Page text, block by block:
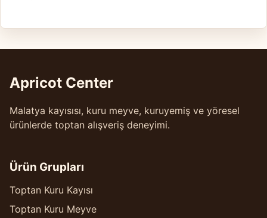
Apricot Center
Malatya kayısısı, kuru meyve, kuruyemiş ve yöresel
ürünlerde toptan alışveriş deneyimi.
Ürün Grupları
Toptan Kuru Kayısı
Toptan Kuru Meyve